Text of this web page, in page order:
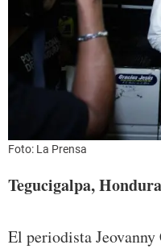
Foto: La Prensa
Tegucigalpa,
El periodista